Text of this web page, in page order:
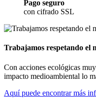
Pago seguro
con cifrado SSL
Trabajamos respetando el
Con acciones ecológicas
impacto medioambiental lo
Aquí puede encontrar más